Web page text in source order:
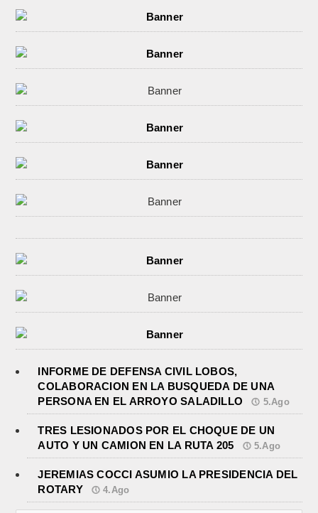
INFORME DE DEFENSA CIVIL LOBOS,
COLABORACION EN LA BUSQUEDA DE UNA
PERSONA EN EL ARROYO SALADILLO
5.Ago
TRES LESIONADOS POR EL CHOQUE DE UN
AUTO Y UN CAMION EN LA RUTA 205
5.Ago
JEREMIAS COCCI ASUMIO LA PRESIDENCIA DEL
ROTARY
4.Ago